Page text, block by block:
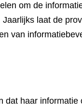
om de
laat de
van
dat haar informatie